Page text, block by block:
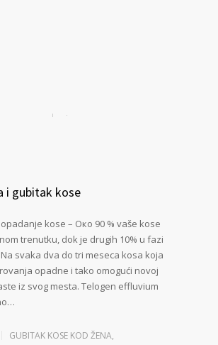
i gubitak kose
kose – Око 90 % vaše kose
trenutku, dok je drugih 10% u fazi
svaka dva do tri meseca kosa koja
opadne i tako omogući novoj
iz svog mesta. Telogen effluvium
GUBITAK KOSE KOD ŽENA,